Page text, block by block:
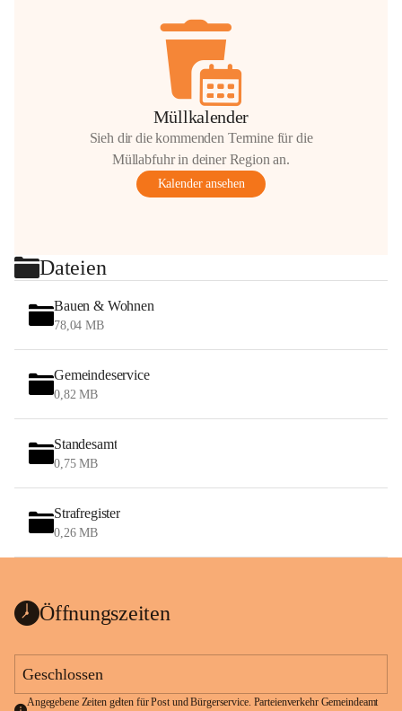
Müllkalender
Sieh dir die kommenden Termine für die
Müllabfuhr in deiner Region an.
Kalender ansehen
Dateien
Bauen & Wohnen
78,04 MB
Gemeindeservice
0,82 MB
Standesamt
0,75 MB
Strafregister
0,26 MB
Öffnungszeiten
Geschlossen
Angegebene Zeiten gelten für Post und Bürgerservice. Parteienverkehr Gemeindeamt